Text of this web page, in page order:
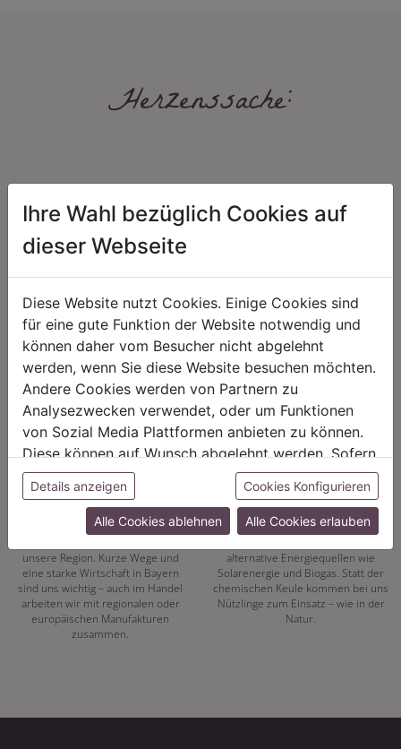
Herzenssache:
Unser Sortiment steht für ein
positives Lebensgefühl. Wir
schenken natürliche, stilvolle
Momente für harmonische Stunden
zu Hause – den Ort, an dem
Menschen sich geborgen fühlen und
positive Energie schöpfen.
Nicht immer ist der günstigste Preis
auch ein guter Preis. Wir handeln
fair – im Hinblick auf unsere
Kalkulation, angemessene
Entlohnung und unsere
Geschäftsbeziehungen.
REGIONALITÄT
Mit unserer eigenen
unsere Region. Kurze Wege und
eine starke Wirtschaft in Bayern
sind uns wichtig – auch im Handel
arbeiten wir mit regionalen oder
europäischen Manufakturen
zusammen.
NACHHALTIGKEIT
Energiewende hat bei uns Tradition.
alternative Energiequellen wie
Solarenergie und Biogas. Statt der
chemischen Keule kommen bei uns
Nützlinge zum Einsatz – wie in der
Natur.
Ihre Wahl bezüglich Cookies auf
dieser Webseite
Diese Website nutzt Cookies. Einige Cookies sind
für eine gute Funktion der Website notwendig und
können daher vom Besucher nicht abgelehnt
werden, wenn Sie diese Website besuchen möchten.
Andere Cookies werden von Partnern zu
Analysezwecken verwendet, oder um Funktionen
von Sozial Media Plattformen anbieten zu können.
Diese können auf Wunsch abgelehnt werden. Sofern
sie unsere Webseite weiter nutzen, geben Sie
Einwilligung zu unseren Cookies.
Details anzeigen Cookies Konfigurieren
Alle Cookies ablehnen Alle Cookies erlauben